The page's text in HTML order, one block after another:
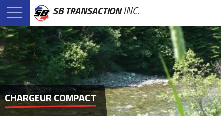
SB TRANSACTIONINC.
CHARGEUR COMPACT